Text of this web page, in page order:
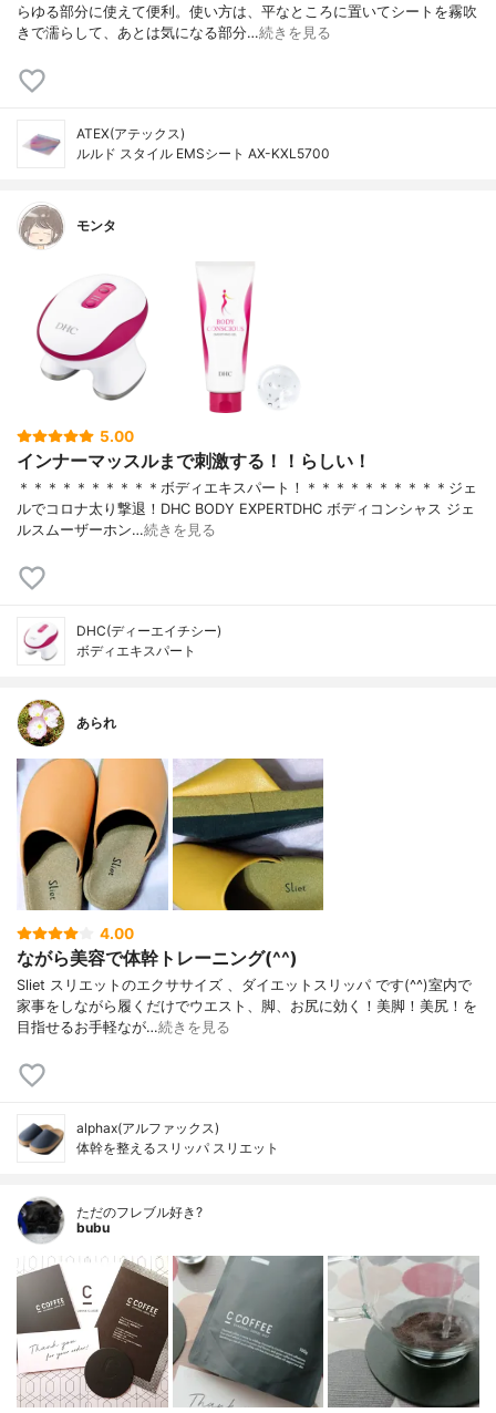
らゆる部分に使えて便利。使い方は、平なところに置いてシートを霧吹
きで濡らして、あとは気になる部分…続きを見る
ATEX(アテックス)
ルルド スタイル EMSシート AX-KXL5700
モンタ
5.00
インナーマッスルまで刺激する！！らしい！
＊＊＊＊＊＊＊＊＊＊ボディエキスパート！＊＊＊＊＊＊＊＊＊＊ジェ
ルでコロナ太り撃退！DHC BODY EXPERTDHC ボディコンシャス ジェ
ルスムーザーホン…続きを見る
DHC(ディーエイチシー)
ボディエキスパート
あられ
4.00
ながら美容で体幹トレーニング(^^)
Sliet スリエットのエクササイズ 、ダイエットスリッパ です(^^)室内で
家事をしながら履くだけでウエスト、脚、お尻に効く！美脚！美尻！を
目指せるお手軽なが…続きを見る
alphax(アルファックス)
体幹を整えるスリッパ スリエット
ただのフレブル好き?
bubu